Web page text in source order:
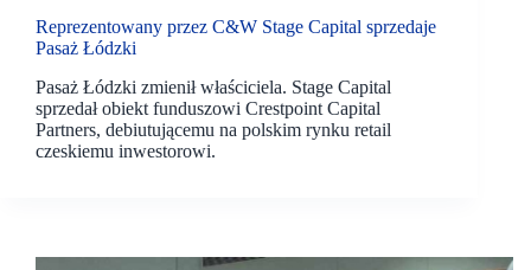
Reprezentowany przez C&W Stage Capital sprzedaje
Pasaż Łódzki
Pasaż Łódzki zmienił właściciela. Stage Capital
sprzedał obiekt funduszowi Crestpoint Capital
Partners, debiutującemu na polskim rynku retail
czeskiemu inwestorowi.